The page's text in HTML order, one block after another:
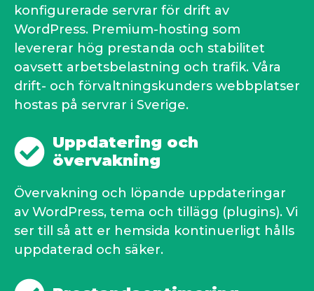
konfigurerade servrar för drift av
WordPress. Premium-hosting som
levererar hög prestanda och stabilitet
oavsett arbetsbelastning och trafik. Våra
drift- och förvaltningskunders webbplatser
hostas på servrar i Sverige.
Uppdatering och
övervakning
Övervakning och löpande uppdateringar
av WordPress, tema och tillägg (plugins). Vi
ser till så att er hemsida kontinuerligt hålls
uppdaterad och säker.